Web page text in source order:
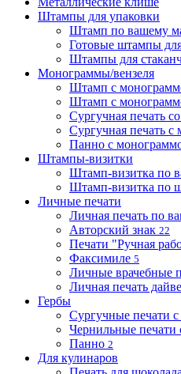
Штампы для упаковки
Штамп по вашему
Готовые штампы
Штампы для
Монограммы/вензеля
Штамп с
Штамп с
Сургучная печать
Сургучная печать
Панно с
Штампы-визитки
Штамп-визитка по
Штамп-визитка по
Личные печати
Личная печать по
Авторский знак 22
Печати "Ручная
Факсимиле 5
Личные врачебные
Личная печать
Гербы
Сургучные печати с
Чернильные печати
Панно 2
Для кулинаров